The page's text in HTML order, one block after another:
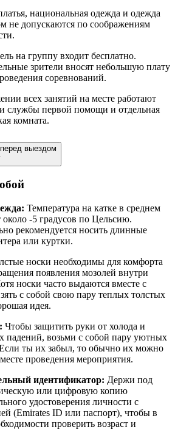
национальная одежда и одежда
не допускаются по соображениям
на группу входит бесплатно.
зрители вносят небольшую плату
соревнований.
всех занятий на месте работают
службы первой помощи и отдельная
комната.
выездом
Температура на катке в среднем
около -5 градусов по Цельсию.
рекомендуется носить длинные
или куртки.
носки необходимы для комфорта
появления мозолей внутри
носки часто выдаются вместе с
с собой свою пару теплых толстых
идея.
Чтобы защитить руки от холода и
падений, возьми с собой пару уютных
ты их забыл, то обычно их можно
проведения мероприятия.
идентификатор: Держи под
или цифровую копию
удостоверения личности с
(Emirates ID или паспорт), чтобы в
проверить возраст и